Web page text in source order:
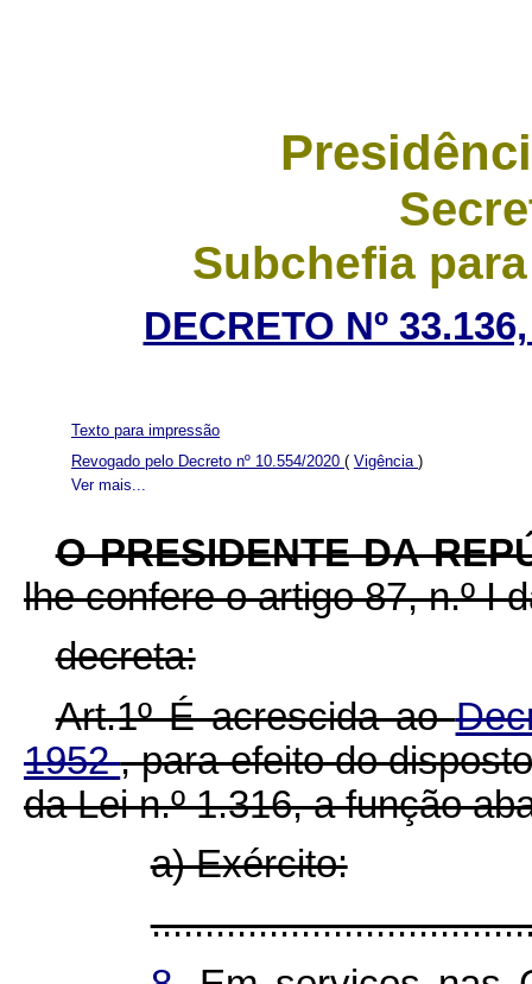
Subchefia
DECRETO Nº
Ver mais...
Texto para impressão
Revogado pelo Decreto nº 10.554/2020 ( Vigência )
O PRESIDENTE DA
lhe confere o artigo 87, n.º I
decreta:
Art.1º É acrescida ao
1952, para efeito do
da Lei n.º 1.316, a função
a) Exército: